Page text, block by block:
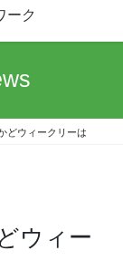
ーク
どウィークリーは
ウィー